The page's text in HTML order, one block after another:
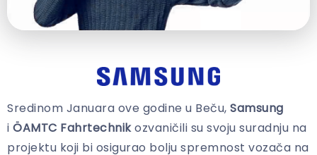
Sredinom Januara ove godine u Beču, Samsung
i ÖAMTC Fahrtechnikozvaničili su svoju suradnju na
projektu koji bi osigurao bolju spremnost vozača na